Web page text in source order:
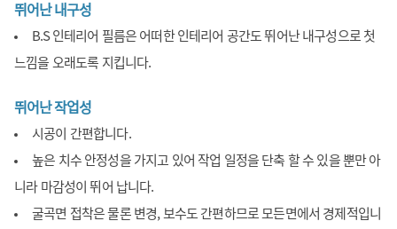
뛰어난 내구성
B.S 인테리어 필름은 어떠한 인테리어 공간도 뛰어난 내구성으로 첫
느낌을 오래도록 지킵니다.
뛰어난 작업성
시공이 간편합니다.
높은 치수 안정성을 가지고 있어 작업 일정을 단축 할 수 있을 뿐만 아
니라 마감성이 뛰어 납니다.
굴곡면 접착은 물론 변경, 보수도 간편하므로 모든면에서 경제적입니